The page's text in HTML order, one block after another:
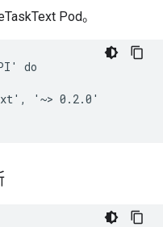
Pod。
do
'~> 0.2.0'